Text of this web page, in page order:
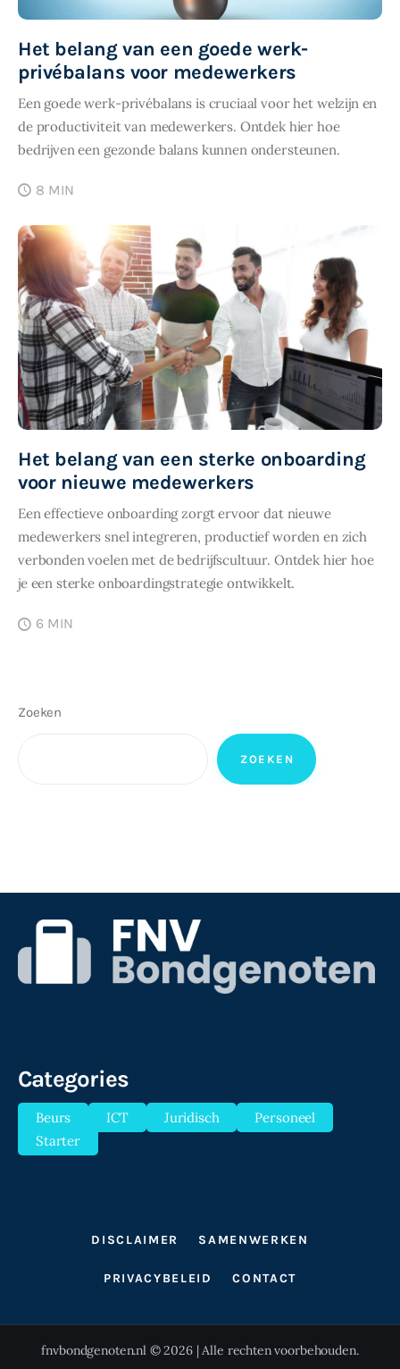
Het belang van een goede werk-
privébalans voor medewerkers
Een goede werk-privébalans is cruciaal voor het welzijn en
de productiviteit van medewerkers. Ontdek hier hoe
bedrijven een gezonde balans kunnen ondersteunen.
8 MIN
Het belang van een sterke onboarding
voor nieuwe medewerkers
Een effectieve onboarding zorgt ervoor dat nieuwe
medewerkers snel integreren, productief worden en zich
verbonden voelen met de bedrijfscultuur. Ontdek hier hoe
je een sterke onboardingstrategie ontwikkelt.
6 MIN
Zoeken
ZOEKEN
Categories
Beurs ICT Juridisch
Personeel
Starter
DISCLAIMER SAMENWERKEN
PRIVACYBELEID CONTACT
fnvbondgenoten.nl © 2026 | Alle rechten voorbehouden.